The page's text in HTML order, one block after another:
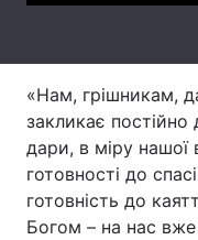
Екологія
Лонгріди
Відео з Youtube
Інтерв'ю
Архів
«Нам, грішникам,
закликає постійно
дари, в міру нашої
готовності до
готовність до
Богом – на нас